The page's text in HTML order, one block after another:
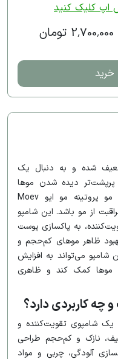
اپ کلیک کنید
2,700,000 تومان
خرید
شده و به دنبال یک
پرپشت‌تر دیده شدن موها
هستید، شامپو افزایش رشد و حجم مو پروتینه مو ایو Moev
از مو باشد. این شامپو
به پاکسازی پوست
ظاهر موهای کم‌حجم و
شامپو می‌تواند به افزایش
موها کمک کند و ظاهری
چه کاربردی دارد؟
شامپوی تقویت‌کننده و
نازک و کم‌حجم طراحی
آلودگی، چربی و مواد